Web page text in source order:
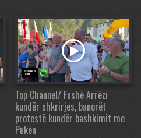
Top Channel/ Fushë Arrëzi
kundër shkrirjes, banorët
protestë kundër bashkimit me
Pukën